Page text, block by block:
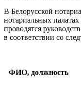
В Белорусской
нотариальных
проводятся
в соответствии со
ФИО, должность